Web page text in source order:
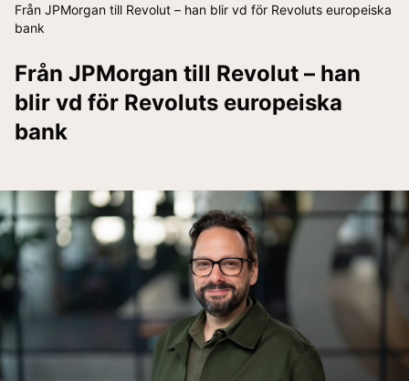
Från JPMorgan till Revolut – han blir vd för Revoluts europeiska
bank
Från JPMorgan till Revolut – han
blir vd för Revoluts europeiska
bank